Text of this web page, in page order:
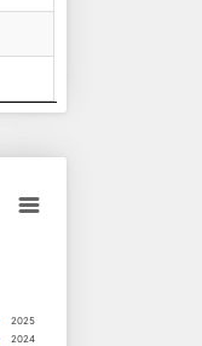
2025
2024